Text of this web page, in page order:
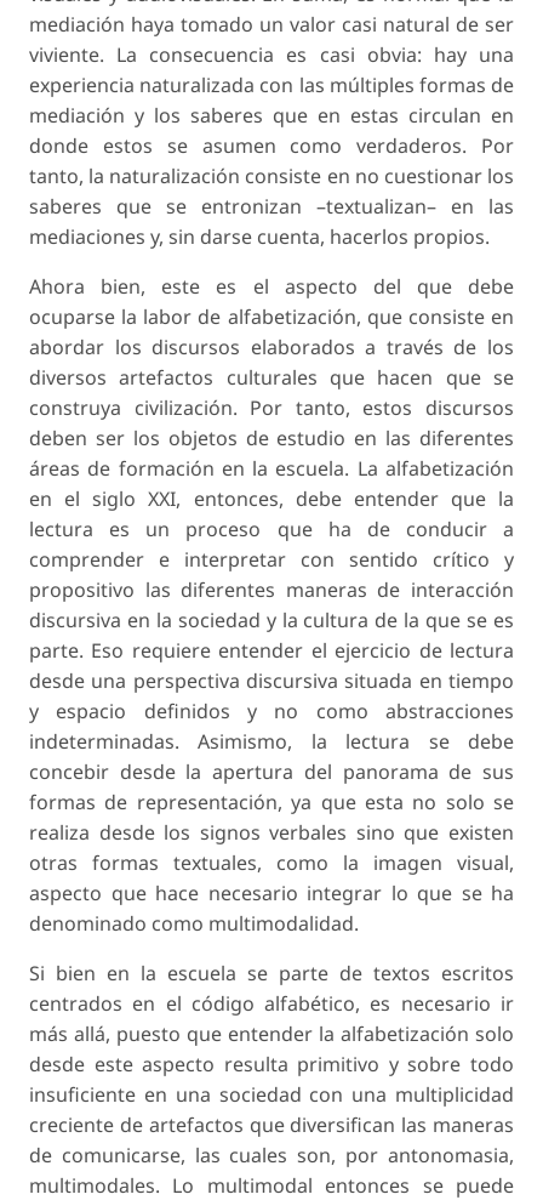
mediación haya tomado un valor casi natural de ser
viviente. La consecuencia es casi obvia: hay una
experiencia naturalizada con las múltiples formas de
mediación y los saberes que en estas circulan en
donde estos se asumen como verdaderos. Por
tanto, la naturalización consiste en no cuestionar los
saberes que se entronizan –textualizan– en las
mediaciones y, sin darse cuenta, hacerlos propios.
Ahora bien, este es el aspecto del que debe
ocuparse la labor de alfabetización, que consiste en
abordar los discursos elaborados a través de los
diversos artefactos culturales que hacen que se
construya civilización. Por tanto, estos discursos
deben ser los objetos de estudio en las diferentes
áreas de formación en la escuela. La alfabetización
en el siglo XXI, entonces, debe entender que la
lectura es un proceso que ha de conducir a
comprender e interpretar con sentido crítico y
propositivo las diferentes maneras de interacción
discursiva en la sociedad y la cultura de la que se es
parte. Eso requiere entender el ejercicio de lectura
desde una perspectiva discursiva situada en tiempo
y espacio definidos y no como abstracciones
indeterminadas. Asimismo, la lectura se debe
concebir desde la apertura del panorama de sus
formas de representación, ya que esta no solo se
realiza desde los signos verbales sino que existen
otras formas textuales, como la imagen visual,
aspecto que hace necesario integrar lo que se ha
denominado como multimodalidad.
Si bien en la escuela se parte de textos escritos
centrados en el código alfabético, es necesario ir
más allá, puesto que entender la alfabetización solo
desde este aspecto resulta primitivo y sobre todo
insuficiente en una sociedad con una multiplicidad
creciente de artefactos que diversifican las maneras
de comunicarse, las cuales son, por antonomasia,
multimodales. Lo multimodal entonces se puede